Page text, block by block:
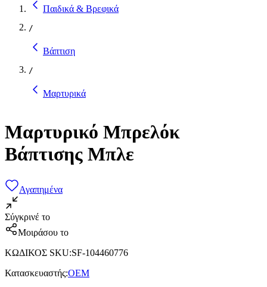
Παιδικά & Βρεφικά
/
Βάπτιση
/
Μαρτυρικά
Μαρτυρικό Μπρελόκ
Βάπτισης Μπλε
Αγαπημένα
Σύγκρινέ το
Μοιράσου το
ΚΩΔΙΚΟΣ SKU:SF-104460776
Κατασκευαστής:OEM